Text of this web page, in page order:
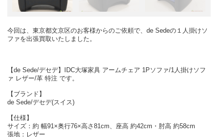
今回は、東京都文京区のお客様からのご依頼で、de Sedeの１人掛けソ
ファを出張買取いたしました。
【de Sede/デセデ】IDC大塚家具 アームチェア 1Pソファ/1人掛けソフ
ァ レザー/革 特注 です。
【ブランド】
de Sede/デセデ(スイス)
【仕様】
サイズ：約 幅91×奥行76×高さ81cm、座高 約42cm・肘高 約58cm
張地：レザー